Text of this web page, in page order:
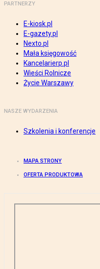
PARTNERZY
E-kiosk.pl
E-gazety.pl
Nexto.pl
Mała księgowość
Kancelarierp.pl
Wieści Rolnicze
Życie Warszawy
NASZE WYDARZENIA
Szkolenia i konferencje
MAPA STRONY
OFERTA PRODUKTOWA